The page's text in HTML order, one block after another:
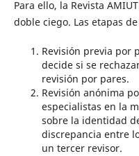
Para ello, la Revista
doble ciego. Las etapas
Revisión previa por
decide si se
revisión por pares.
Revisión ​​anónima
especialistas en la
sobre la identidad
discrepancia entre
un tercer revisor.